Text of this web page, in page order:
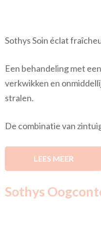
Sothys Soin éclat
Een behandeling met
verkwikken en
stralen.
De combinatie van
LEES MEER
Sothys